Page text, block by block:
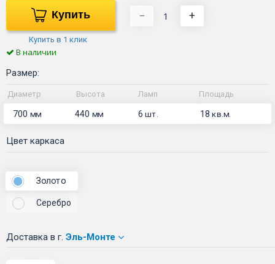
Купить
Купить в 1 клик
− +
В наличии
Размер:
Диаметр Высота Ламп Площадь
700 мм 440 мм 6шт. 18кв.м.
Цвет каркаса
Золото
Серебро
Доставка в г. Эль-Монте